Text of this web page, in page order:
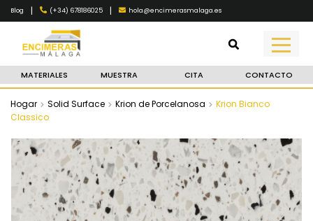
Blog | (+34) 678186025 | hola@encimerasmalaga.es
MATERIALES MUESTRA CITA CONTACTO
Hogar Solid Surface Krion de Porcelanosa
Krion Bianco
Classico